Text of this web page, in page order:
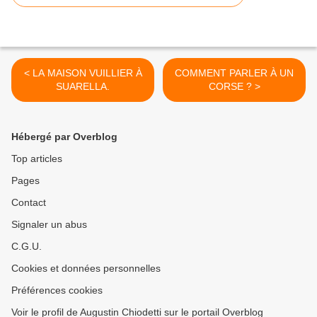
< LA MAISON VUILLIER À
SUARELLA.
COMMENT PARLER À UN
CORSE ? >
Hébergé par Overblog
Top articles
Pages
Contact
Signaler un abus
C.G.U.
Cookies et données personnelles
Préférences cookies
Voir le profil de Augustin Chiodetti sur le portail Overblog